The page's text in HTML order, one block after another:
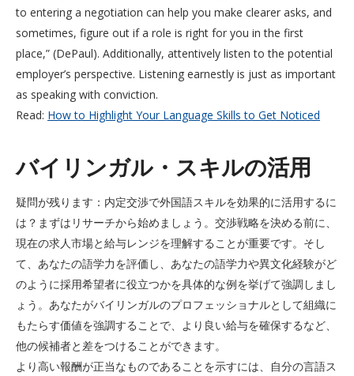
to entering a negotiation can help you make clearer asks, and
sometimes, figure out if a role is right for you in the first
place,” (DePaul). Additionally, attentively listen to the potential
employer’s perspective. Listening earnestly is just as important
as speaking with conviction.
Read: How to Highlight Your Language Skills to Get Noticed
バイリンガル・スキルの活用
疑問が残ります：内定交渉で外国語スキルを効果的に活用するに
は？まずはリサーチから始めましょう。交渉戦略を決める前に、
現在の求人市場と給与レンジを理解することが重要です。そし
て、あなたの語学力を評価し、あなたの語学力や異文化経験がど
のように採用希望者に役立つかを具体的な例を挙げて強調しまし
ょう。あなたがバイリンガルのプロフェッショナルとして組織に
もたらす価値を強調することで、より良い給与を確保するなど、
他の候補者と差をつけることができます。
より高い報酬が正当なものであることを示すには、自分の言語ス